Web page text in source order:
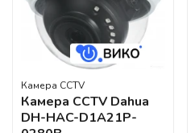
Камера CCTV
Камера CCTV Dahua
DH-HAC-D1A21P-